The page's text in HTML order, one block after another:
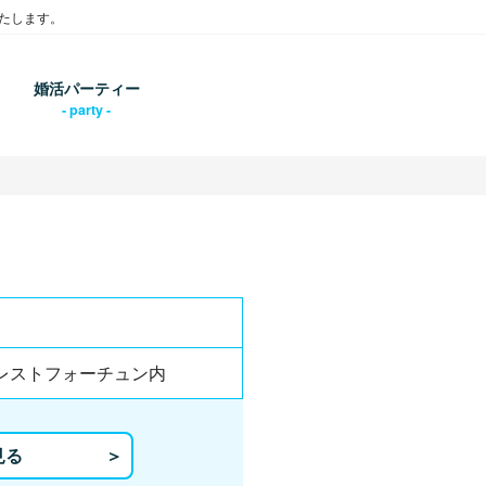
ます。
婚活パーティー
トフォーチュン内
る